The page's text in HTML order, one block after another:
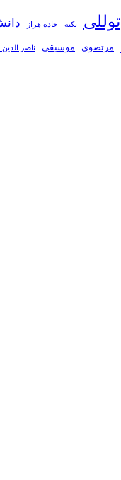
توللی تکیه جاده هراز
مرتضوی موسیقی ناصر